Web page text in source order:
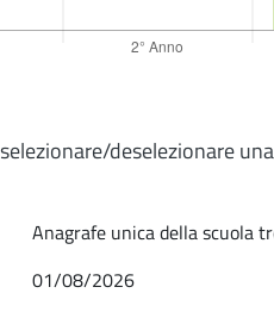
deselezionare
Anagrafe unica della scuola
01/08/2026